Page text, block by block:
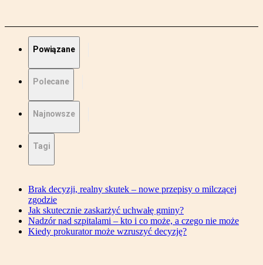
Powiązane
Polecane
Najnowsze
Tagi
Brak decyzji, realny skutek – nowe przepisy o milczącej
zgodzie
Jak skutecznie zaskarżyć uchwałę gminy?
Nadzór nad szpitalami – kto i co może, a czego nie może
Kiedy prokurator może wzruszyć decyzję?